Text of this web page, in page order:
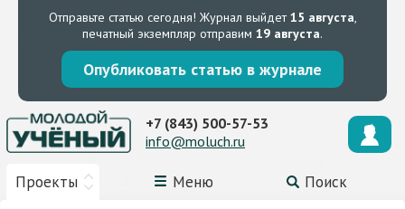
Отправьте статью сегодня! Журнал выйдет15 августа,
печатный экземпляр отправим 19 августа.
Опубликовать статью в журнале
Проекты Меню Поиск
+7 (843) 500-57-53
info@moluch.ru